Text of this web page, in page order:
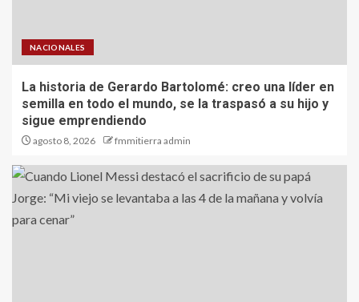
NACIONALES
La historia de Gerardo Bartolomé: creo una líder en
semilla en todo el mundo, se la traspasó a su hijo y
sigue emprendiendo
agosto 8, 2026 fmmitierra admin